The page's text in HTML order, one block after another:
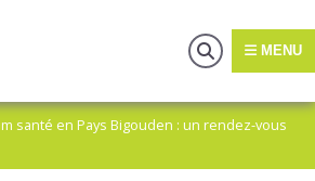
MENU
santé en Pays Bigouden : un rendez-vous